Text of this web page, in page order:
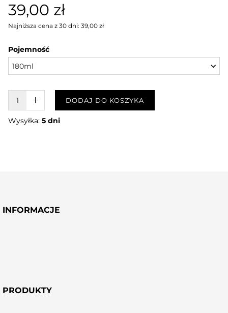
39,00 zł
Najniższa cena z 30 dni: 39,00 zł
Pojemność
180ml
W KOSZYKU :)DODAJ DO KOSZYKA
Wysyłka:5 dni
INFORMACJE
PRODUKTY